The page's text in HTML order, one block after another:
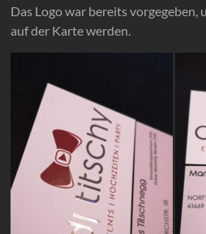
Das Logo war bereits vorgegeben,
auf der Karte werden.